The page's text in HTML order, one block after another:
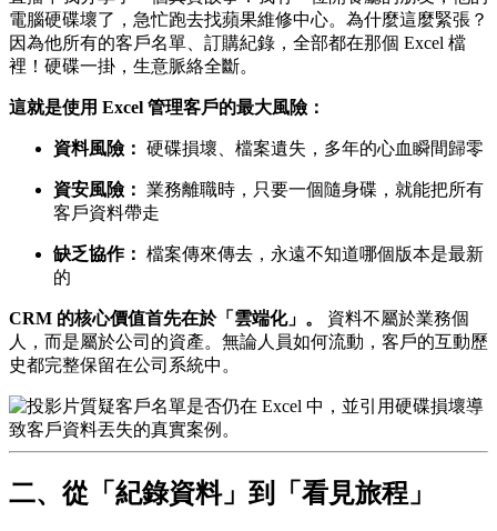
電腦硬碟壞了，急忙跑去找蘋果維修中心。為什麼這麼緊張？
因為他所有的客戶名單、訂購紀錄，全部都在那個 Excel 檔
裡！硬碟一掛，生意脈絡全斷。
這就是使用 Excel 管理客戶的最大風險：
資料風險： 硬碟損壞、檔案遺失，多年的心血瞬間歸零
資安風險： 業務離職時，只要一個隨身碟，就能把所有
客戶資料帶走
缺乏協作： 檔案傳來傳去，永遠不知道哪個版本是最新
的
CRM 的核心價值首先在於「雲端化」。
資料不屬於業務個
人，而是屬於公司的資產。無論人員如何流動，客戶的互動歷
史都完整保留在公司系統中。
二、從「紀錄資料」到「看見旅程」